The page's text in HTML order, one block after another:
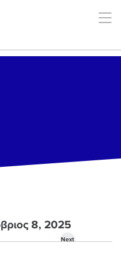
8, 2025
Next